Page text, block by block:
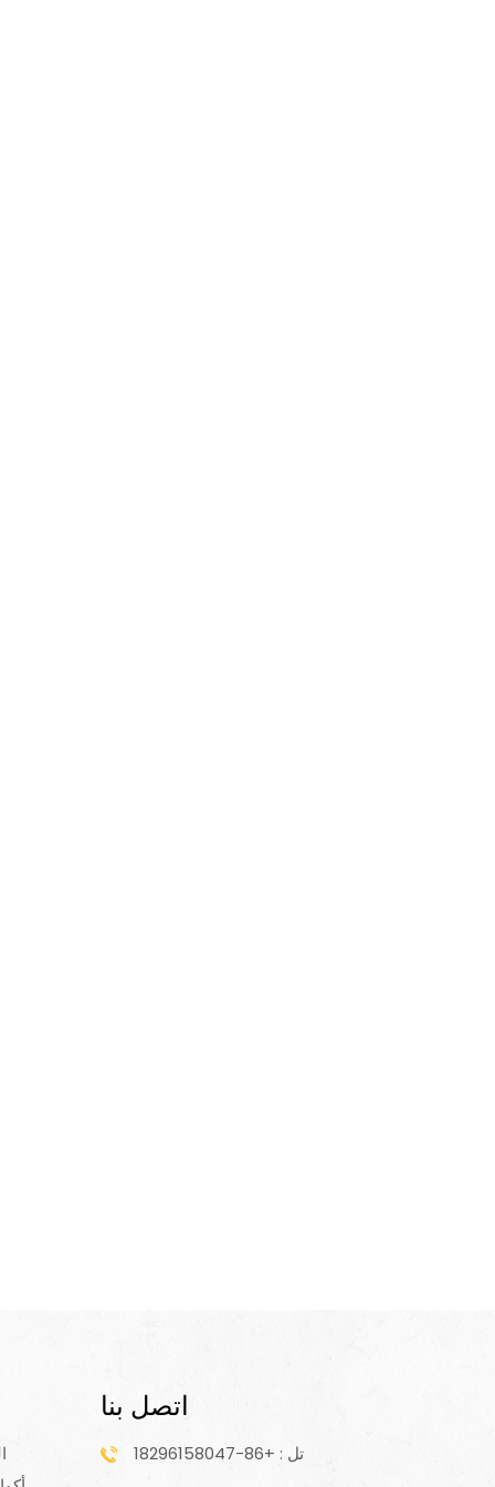
اتصل بنا
تل : +86-18296158047